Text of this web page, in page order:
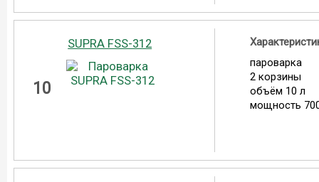
10
SUPRA FSS-312
пароварка
2 корзины
объём 10 л
мощность